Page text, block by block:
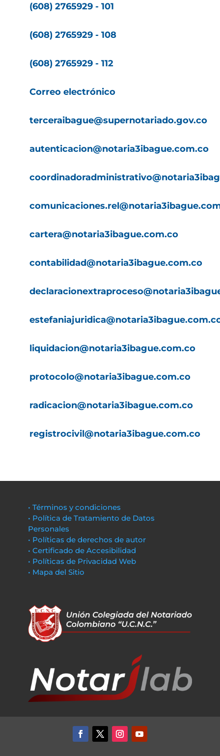
(608) 2765929 - 101
(608) 2765929 - 108
(608) 2765929 - 112
Correo electrónico
terceraibague@supernotariado.gov.co
autenticacion@notaria3ibague.com.co
cartera@notaria3ibague.com.co
contabilidad@notaria3ibague.com.co
liquidacion@notaria3ibague.com.co
protocolo@notaria3ibague.com.co
radicacion@notaria3ibague.com.co
registrocivil@notaria3ibague.com.co
• Términos y condiciones
• Política de Tratamiento de Datos
Personales
• Políticas de derechos de autor
• Certificado de Accesibilidad
• Políticas de Privacidad Web
• Mapa del Sitio